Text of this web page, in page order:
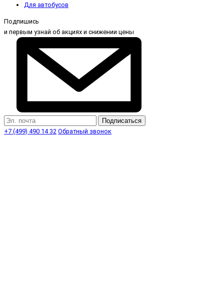
Для автобусов
Подпишись
и первым узнай об акциях и снижении цены
Подписаться
+7 (499) 490 14 32 Обратный звонок